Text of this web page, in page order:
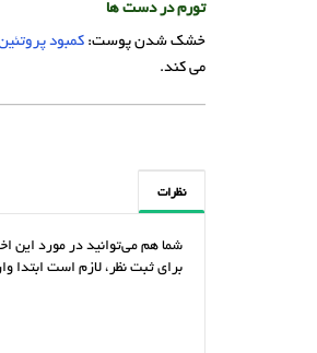
تورم در دست ها
خشک شدن پوست: کمبود
می کند.
نظرات
شما هم می‌توانید در مورد این
برای ثبت نظر، لازم است ابتدا